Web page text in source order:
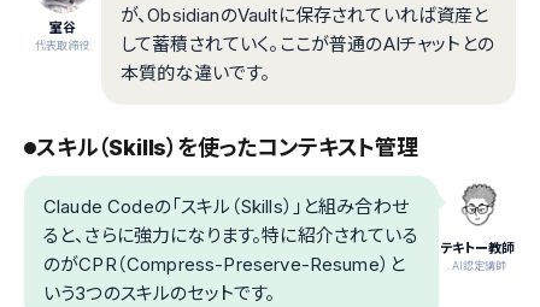
室谷
代表取締役
が、ObsidianのVaultに保存されていれば資産と
して蓄積されていく。ここが普通のAIチャットとの
本質的な違いです。
スキル（Skills）を使ったコンテキスト管理
テキトー教師
.AI認定講師
Claude Codeの「スキル（Skills）」と組み合わせ
ると、さらに強力になります。特に紹介されている
のがCPR（Compress-Preserve-Resume）と
いう3つのスキルのセットです。